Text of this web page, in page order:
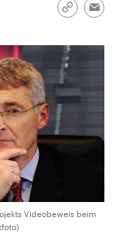
Link
Videobeweis beim